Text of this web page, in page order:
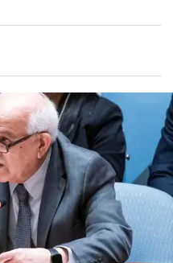
Operación Viuda
Navarra
País Vasco